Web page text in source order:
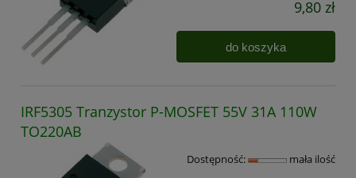
9,80 zł
do koszyka
IRF5305 Tranzystor P-MOSFET 55V 31A 110W
TO220AB
Dostępność: mała ilość